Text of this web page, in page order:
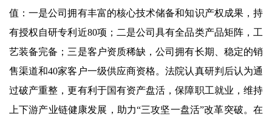
值：一是公司拥有丰富的核心技术储备和知识产权成果，持
有授权自研专利近80项；二是公司具有全品类产品矩阵，工
艺装备完备；三是客户资质稀缺，公司拥有长期、稳定的销
售渠道和40家客户一级供应商资格。法院认真研判后认为通
过破产重整，更有利于国有资产盘活，保障职工就业，维持
上下游产业链健康发展，助力“三攻坚一盘活”改革突破。在